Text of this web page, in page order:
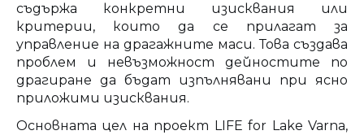
съдържа конкретни изисквания или
критерии, които да се прилагат за
управление на драгажните маси. Това създава
проблем и невъзможност дейностите по
драгиране да бъдат изпълнявани при ясно
приложими изисквания.
Основната цел на проект LIFE for Lake Varna,